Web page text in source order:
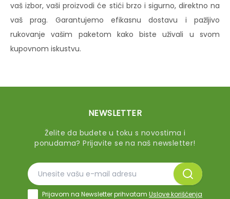
vaš izbor, vaši proizvodi će stići brzo i sigurno, direktno na
vaš prag. Garantujemo efikasnu dostavu i pažljivo
rukovanje vašim paketom kako biste uživali u svom
kupovnom iskustvu.
NEWSLETTER
Želite da budete u toku s novostima i
ponudama? Prijavite se na naš newsletter!
Prijavom na Newsletter prihvatam Uslove korišćenja